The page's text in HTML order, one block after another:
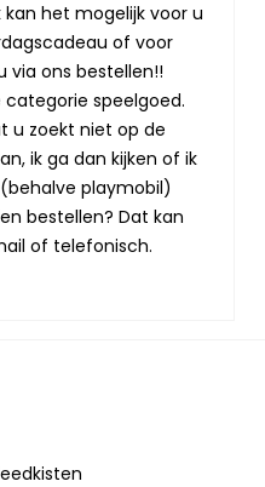
het mogelijk voor u
of voor
via ons bestellen!!
categorie speelgoed.
u zoekt niet op de
ik ga dan kijken of ik
playmobil)
bestellen? Dat kan
of telefonisch.